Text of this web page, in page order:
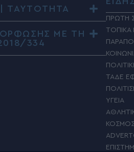
| ΤΑΥΤΟΤΗΤΑ
ΜΕ ΤΗ
334
ΠΡΩΤΗ
ΤΟΠΙΚΑ
ΤΑΔΕ
ΥΓΕΙΑ